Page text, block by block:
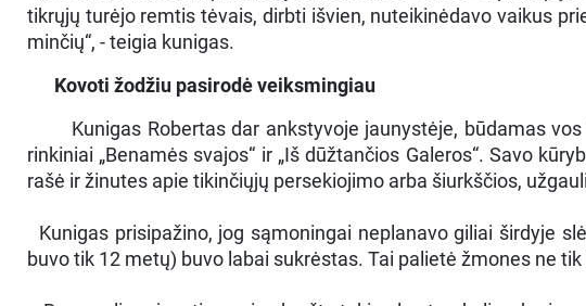
tikrųjų turėjo remtis tėvais, dirbti išvien, nuteikinėdavo vaikus
minčių“, - teigia kunigas.
Kovoti žodžiu pasirodė veiksmingiau
Kunigas Robertas dar ankstyvoje jaunystėje, būdamas
rinkiniai „Benamės svajos“ ir „Iš dūžtančios Galeros“. Savo
rašė ir žinutes apie tikinčiųjų persekiojimo arba šiurkščios,
Kunigas prisipažino, jog sąmoningai neplanavo giliai širdyje
buvo tik 12 metų) buvo labai sukrėstas. Tai palietė žmones ne